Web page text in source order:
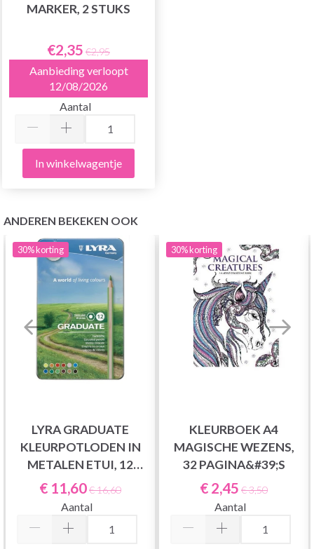
MARKER, 2 STUKS
€2,35 €2,95
Aanbieding verloopt
12/08/2026
Aantal
In winkelwagentje
ANDEREN BEKEKEN OOK
30%korting
LYRA GRADUATE
KLEURPOTLODEN IN
METALEN ETUI, 12
STUKS
€ 11,60€ 16,60
Aantal
30%korting
KLEURBOEK A4
MAGISCHE WEZENS,
32 PAGINA&#39;S
€ 2,45 € 3,50
Aantal